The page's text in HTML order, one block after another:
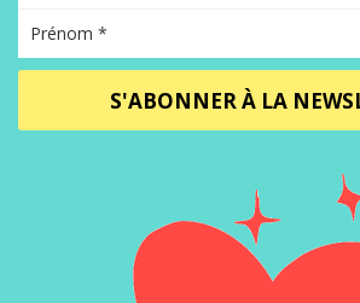
S'ABONNER À LA